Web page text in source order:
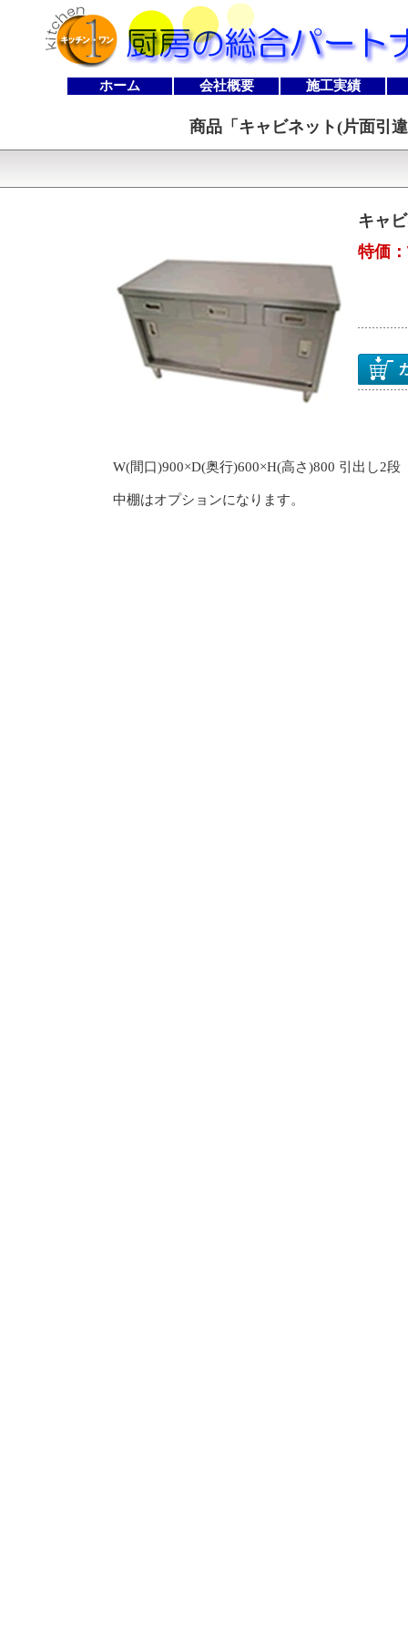
ホーム 会社概要 施工実績
商品「 キャビネット(片面引
キャ
特価
W(間口)900×D(奥行)600×H(高さ)800 引出し2段
中棚はオプションになります。